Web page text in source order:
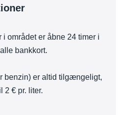
i området er åbne 24 timer i
bankkort.
benzin) er altid tilgængeligt,
2 € pr. liter.